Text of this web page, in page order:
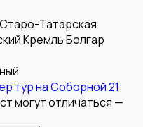
Старо-Татарская
КремльБолгар
тур на Соборной 21
могут отличаться —